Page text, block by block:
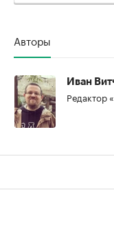
Авторы
Иван
Редактор